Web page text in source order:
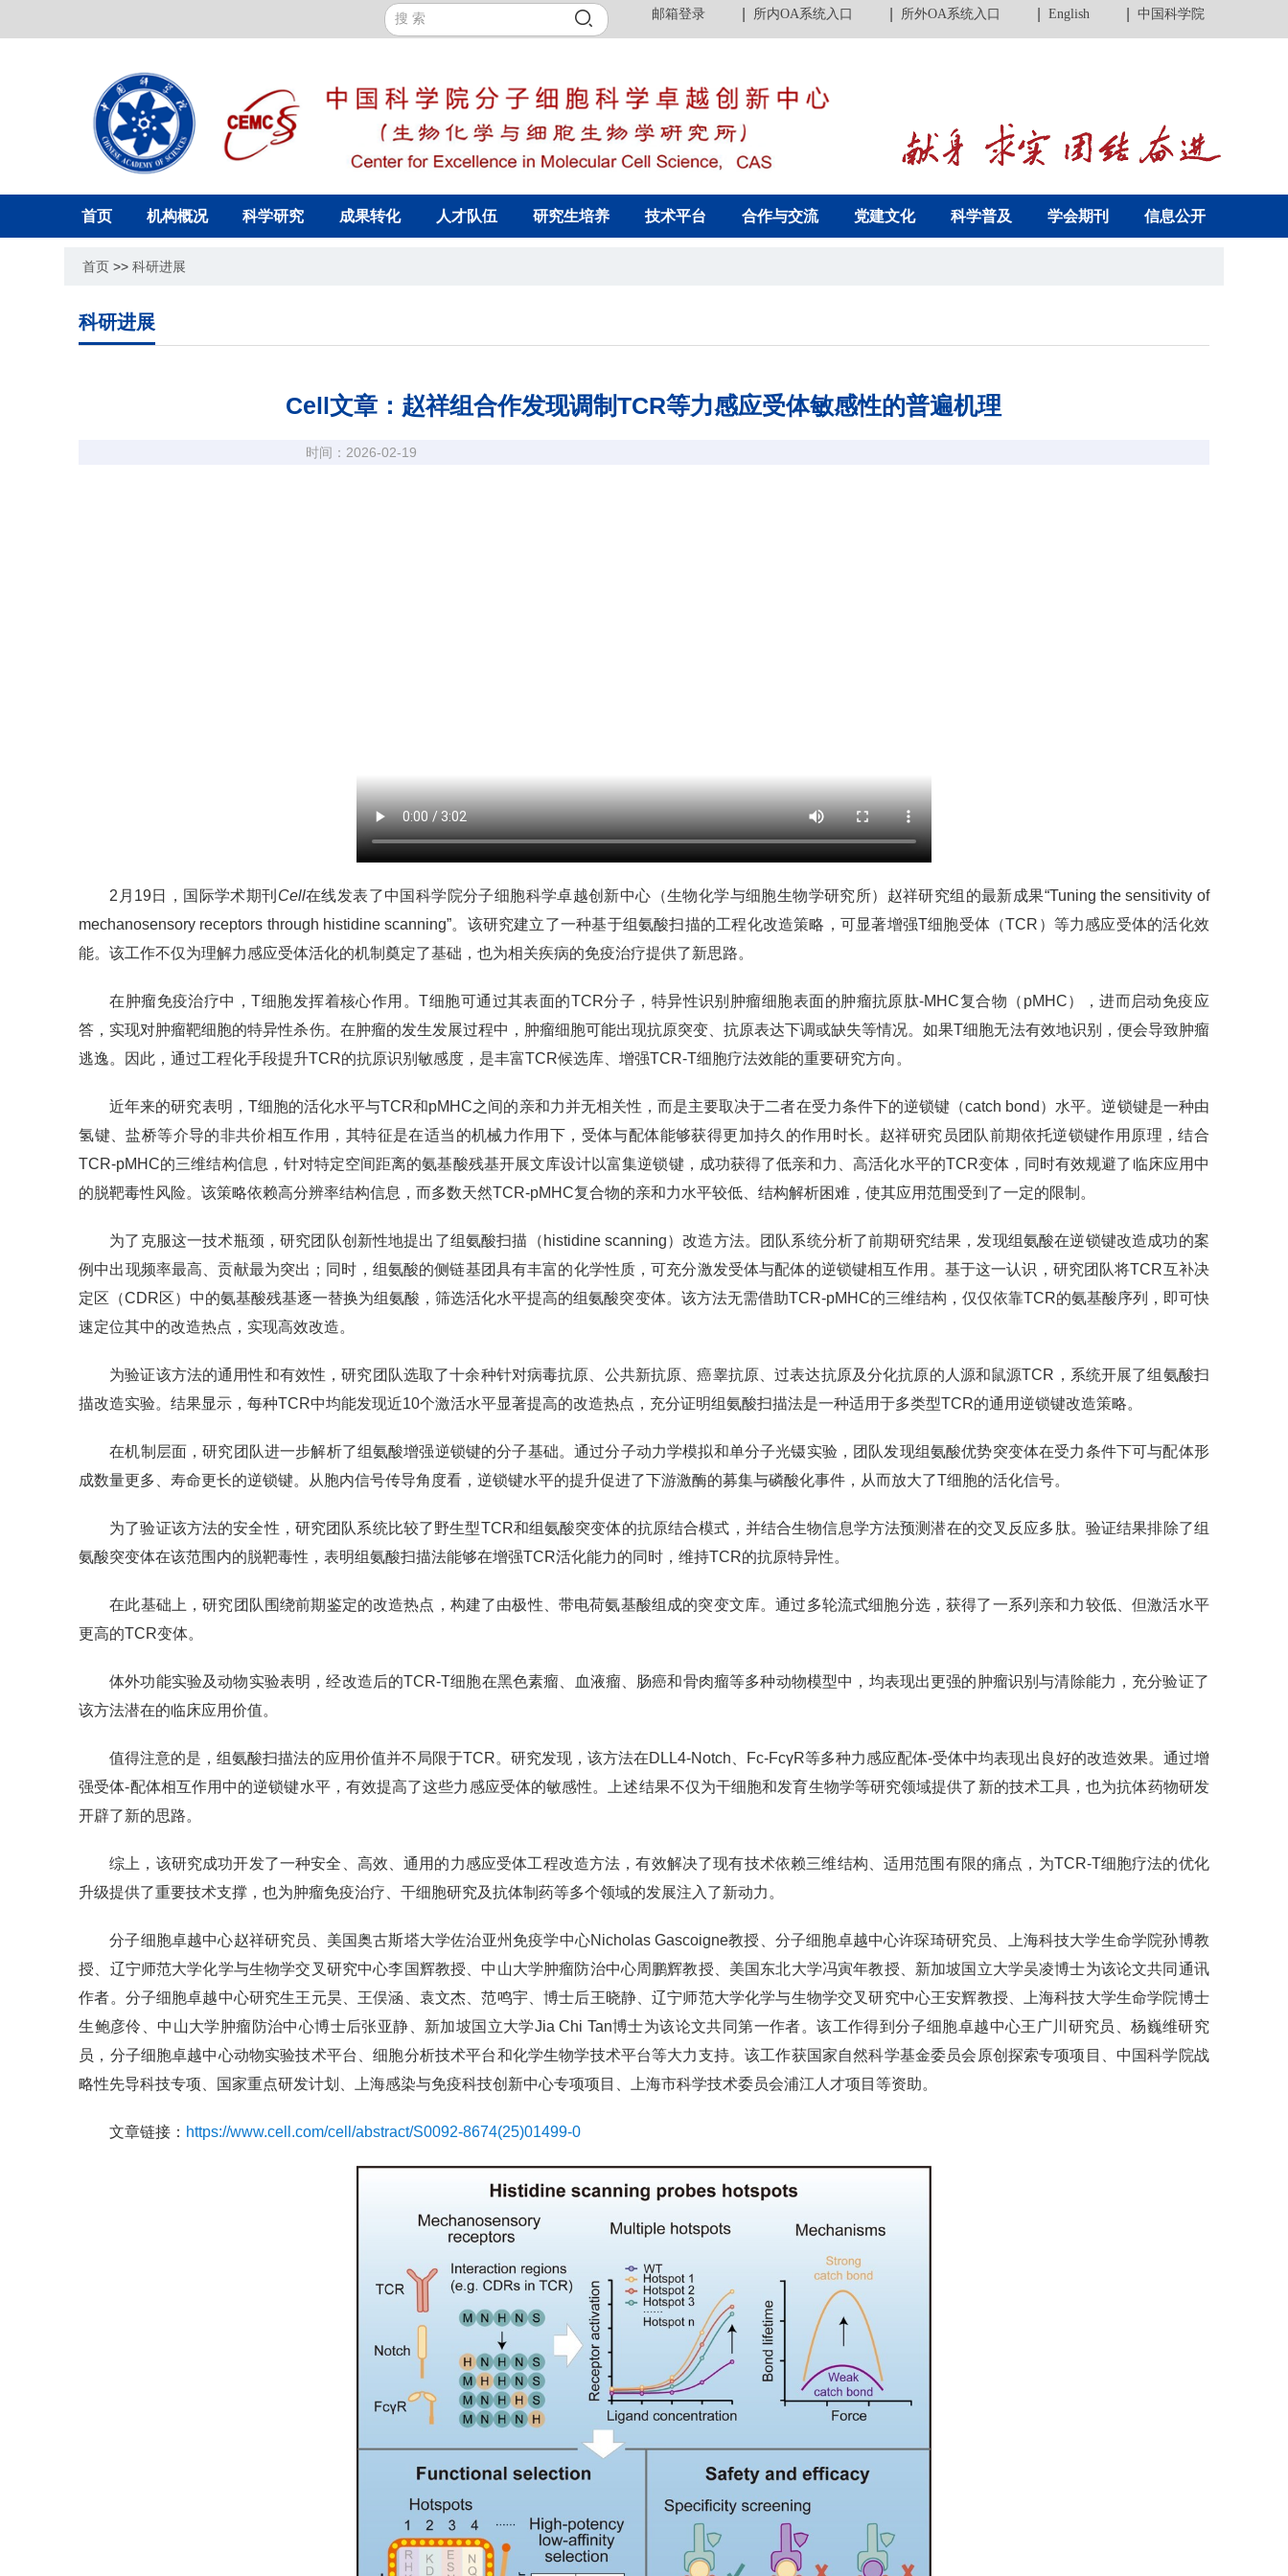
邮箱登录 所内OA系统入口 所外OA系统入口 English 中国科学院
首页 机构概况 科学研究 成果转化 人才队伍 研究生培养 技术平台 合作与交流 党建文化 科学普及 学会期刊 信息公开
首页 >>科研进展
科研进展
Cell文章：赵祥组合作发现调制TCR等力感应受体敏感性的普遍机理
时间：2026-02-19
2月19日，国际学术期刊 Cell在线发表了中国科学院分子细胞科学卓越创新中心（生物化学与细胞生物学研究所）赵祥研究组的最新成果“Tuning the sensitivity of
mechanosensory receptors through histidine scanning”。该研究建立了一种基于组氨酸扫描的工程化改造策略，可显著增强T细胞受体（TCR）等力感应受体的活化效
能。该工作不仅为理解力感应受体活化的机制奠定了基础，也为相关疾病的免疫治疗提供了新思路。
在肿瘤免疫治疗中，T细胞发挥着核心作用。T细胞可通过其表面的TCR分子，特异性识别肿瘤细胞表面的肿瘤抗原肽-MHC复合物（pMHC），进而启动免疫应
答，实现对肿瘤靶细胞的特异性杀伤。在肿瘤的发生发展过程中，肿瘤细胞可能出现抗原突变、抗原表达下调或缺失等情况。如果T细胞无法有效地识别，便会导致肿瘤
逃逸。因此，通过工程化手段提升TCR的抗原识别敏感度，是丰富TCR候选库、增强TCR-T细胞疗法效能的重要研究方向。
近年来的研究表明，T细胞的活化水平与TCR和pMHC之间的亲和力并无相关性，而是主要取决于二者在受力条件下的逆锁键（catch bond）水平。逆锁键是一种由
氢键、盐桥等介导的非共价相互作用，其特征是在适当的机械力作用下，受体与配体能够获得更加持久的作用时长。赵祥研究员团队前期依托逆锁键作用原理，结合
TCR-pMHC的三维结构信息，针对特定空间距离的氨基酸残基开展文库设计以富集逆锁键，成功获得了低亲和力、高活化水平的TCR变体，同时有效规避了临床应用中
的脱靶毒性风险。该策略依赖高分辨率结构信息，而多数天然TCR-pMHC复合物的亲和力水平较低、结构解析困难，使其应用范围受到了一定的限制。
为了克服这一技术瓶颈，研究团队创新性地提出了组氨酸扫描（histidine scanning）改造方法。团队系统分析了前期研究结果，发现组氨酸在逆锁键改造成功的案
例中出现频率最高、贡献最为突出；同时，组氨酸的侧链基团具有丰富的化学性质，可充分激发受体与配体的逆锁键相互作用。基于这一认识，研究团队将TCR互补决
定区（CDR区）中的氨基酸残基逐一替换为组氨酸，筛选活化水平提高的组氨酸突变体。该方法无需借助TCR-pMHC的三维结构，仅仅依靠TCR的氨基酸序列，即可快
速定位其中的改造热点，实现高效改造。
为验证该方法的通用性和有效性，研究团队选取了十余种针对病毒抗原、公共新抗原、癌睾抗原、过表达抗原及分化抗原的人源和鼠源TCR，系统开展了组氨酸扫
描改造实验。结果显示，每种TCR中均能发现近10个激活水平显著提高的改造热点，充分证明组氨酸扫描法是一种适用于多类型TCR的通用逆锁键改造策略。
在机制层面，研究团队进一步解析了组氨酸增强逆锁键的分子基础。通过分子动力学模拟和单分子光镊实验，团队发现组氨酸优势突变体在受力条件下可与配体形
成数量更多、寿命更长的逆锁键。从胞内信号传导角度看，逆锁键水平的提升促进了下游激酶的募集与磷酸化事件，从而放大了T细胞的活化信号。
为了验证该方法的安全性，研究团队系统比较了野生型TCR和组氨酸突变体的抗原结合模式，并结合生物信息学方法预测潜在的交叉反应多肽。验证结果排除了组
氨酸突变体在该范围内的脱靶毒性，表明组氨酸扫描法能够在增强TCR活化能力的同时，维持TCR的抗原特异性。
在此基础上，研究团队围绕前期鉴定的改造热点，构建了由极性、带电荷氨基酸组成的突变文库。通过多轮流式细胞分选，获得了一系列亲和力较低、但激活水平
更高的TCR变体。
体外功能实验及动物实验表明，经改造后的TCR-T细胞在黑色素瘤、血液瘤、肠癌和骨肉瘤等多种动物模型中，均表现出更强的肿瘤识别与清除能力，充分验证了
该方法潜在的临床应用价值。
值得注意的是，组氨酸扫描法的应用价值并不局限于TCR。研究发现，该方法在DLL4-Notch、Fc-FcγR等多种力感应配体-受体中均表现出良好的改造效果。通过增
强受体-配体相互作用中的逆锁键水平，有效提高了这些力感应受体的敏感性。上述结果不仅为干细胞和发育生物学等研究领域提供了新的技术工具，也为抗体药物研发
开辟了新的思路。
综上，该研究成功开发了一种安全、高效、通用的力感应受体工程改造方法，有效解决了现有技术依赖三维结构、适用范围有限的痛点，为TCR-T细胞疗法的优化
升级提供了重要技术支撑，也为肿瘤免疫治疗、干细胞研究及抗体制药等多个领域的发展注入了新动力。
分子细胞卓越中心赵祥研究员、美国奥古斯塔大学佐治亚州免疫学中心Nicholas Gascoigne教授、分子细胞卓越中心许琛琦研究员、上海科技大学生命学院孙博教
授、辽宁师范大学化学与生物学交叉研究中心李国辉教授、中山大学肿瘤防治中心周鹏辉教授、美国东北大学冯寅年教授、新加坡国立大学吴凌博士为该论文共同通讯
作者。分子细胞卓越中心研究生王元昊、王俣涵、袁文杰、范鸣宇、博士后王晓静、辽宁师范大学化学与生物学交叉研究中心王安辉教授、上海科技大学生命学院博士
生鲍彦伶、中山大学肿瘤防治中心博士后张亚静、新加坡国立大学Jia Chi Tan博士为该论文共同第一作者。该工作得到分子细胞卓越中心王广川研究员、杨巍维研究
员，分子细胞卓越中心动物实验技术平台、细胞分析技术平台和化学生物学技术平台等大力支持。该工作获国家自然科学基金委员会原创探索专项项目、中国科学院战
略性先导科技专项、国家重点研发计划、上海感染与免疫科技创新中心专项项目、上海市科学技术委员会浦江人才项目等资助。
文章链接： https://www.cell.com/cell/abstract/S0092-8674(25)01499-0